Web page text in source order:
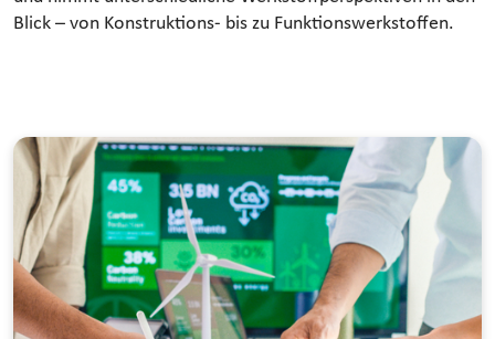
Blick – von Konstruktions- bis zu Funktionswerkstoffen.